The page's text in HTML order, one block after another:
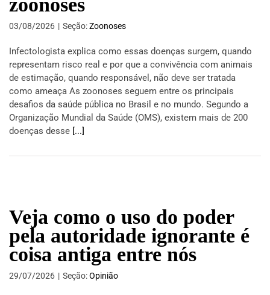
zoonoses
03/08/2026 | Seção:Zoonoses
Infectologista explica como essas doenças surgem, quando
representam risco real e por que a convivência com animais
de estimação, quando responsável, não deve ser tratada
como ameaça As zoonoses seguem entre os principais
desafios da saúde pública no Brasil e no mundo. Segundo a
Organização Mundial da Saúde (OMS), existem mais de 200
doenças desse [...]
Veja como o uso do poder
pela autoridade ignorante é
coisa antiga entre nós
29/07/2026 | Seção:Opinião